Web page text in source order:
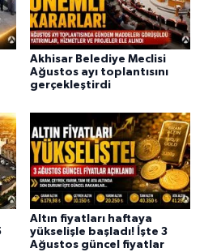
Akhisar Belediye Meclisi
Ağustos ayı toplantısını
gerçekleştirdi
Altın fiyatları haftaya
yükselişle başladı! İşte 3
Ağustos güncel fiyatlar